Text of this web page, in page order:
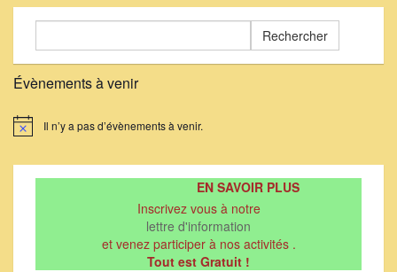
Évènements à venir
Notice Il n’y a pas d’évènements à venir.
EN SAVOIR PLUS
Inscrivez vous à notre
lettre d'information
et venez participer à nos activités .
Tout est Gratuit !